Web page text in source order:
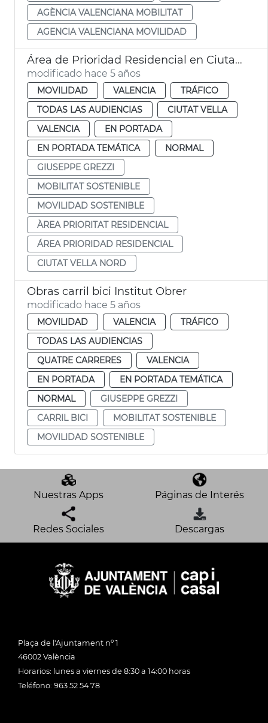
AGÈNCIA VALENCIANA MOBILITAT
AGENCIA VALENCIANA MOVILIDAD
Área de Prioridad Residencial en Ciutat Vella
modificado hace 5 años
MOVILIDAD VALENCIA
TRÁFICO
TODAS LAS AUDIENCIAS
CIUTAT VELLA
VALENCIA
EN PORTADA
EN PORTADA TEMÁTICA
NORMAL
GIUSEPPE GREZZI
MOBILITAT SOSTENIBLE
MOVILIDAD SOSTENIBLE
ÀREA PRIORITAT RESIDENCIAL
ÁREA PRIORIDAD RESIDENCIAL
CIUTAT VELLA NORD
Obras carril bici Institut Obrer
modificado hace 5 años
MOVILIDAD VALENCIA
TRÁFICO
TODAS LAS AUDIENCIAS
QUATRE CARRERES
VALENCIA
EN PORTADA
EN PORTADA TEMÁTICA
NORMAL
GIUSEPPE GREZZI
CARRIL BICI
MOBILITAT SOSTENIBLE
MOVILIDAD SOSTENIBLE
Nuestras Apps Páginas de Interés
Redes Sociales Descargas
Plaça de l'Ajuntament nº 1
46002 València
Horarios: lunes a viernes de 8:30 a 14:00 horas
Teléfono: 963 52 54 78